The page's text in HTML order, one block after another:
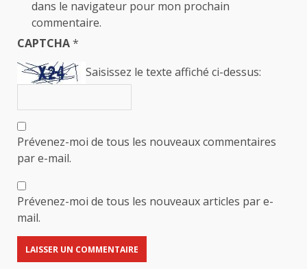
dans le navigateur pour mon prochain
commentaire.
CAPTCHA*
Saisissez le texte affiché ci-dessus:
Prévenez-moi de tous les nouveaux commentaires
par e-mail.
Prévenez-moi de tous les nouveaux articles par e-
mail.